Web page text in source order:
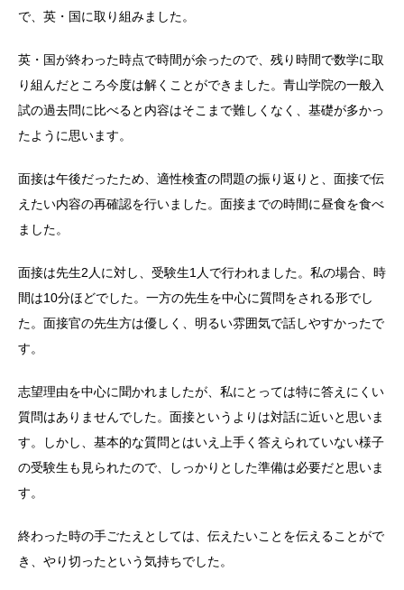
で、英・国に取り組みました。
英・国が終わった時点で時間が余ったので、残り時間で数学に取
り組んだところ今度は解くことができました。青山学院の一般入
試の過去問に比べると内容はそこまで難しくなく、基礎が多かっ
たように思います。
面接は午後だったため、適性検査の問題の振り返りと、面接で伝
えたい内容の再確認を行いました。面接までの時間に昼食を食べ
ました。
面接は先生2人に対し、受験生1人で行われました。私の場合、時
間は10分ほどでした。一方の先生を中心に質問をされる形でし
た。面接官の先生方は優しく、明るい雰囲気で話しやすかったで
す。
志望理由を中心に聞かれましたが、私にとっては特に答えにくい
質問はありませんでした。面接というよりは対話に近いと思いま
す。しかし、基本的な質問とはいえ上手く答えられていない様子
の受験生も見られたので、しっかりとした準備は必要だと思いま
す。
終わった時の手ごたえとしては、伝えたいことを伝えることがで
き、やり切ったという気持ちでした。